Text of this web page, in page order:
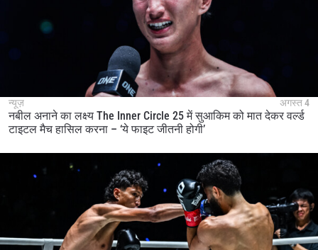
न्यूज़ अगस्त 4
नबील अनाने का लक्ष्य The Inner Circle 25 में सुआकिम को मात देकर वर्ल्ड
टाइटल मैच हासिल करना – ‘ये फाइट जीतनी होगी’